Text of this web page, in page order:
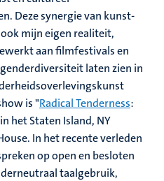
Deze synergie van kunst-
mijn eigen realiteit,
aan filmfestivals en
laten zien in
is "Radical Tenderness:
het Staten Island, NY
In het recente verleden
op open en besloten
taalgebruik,